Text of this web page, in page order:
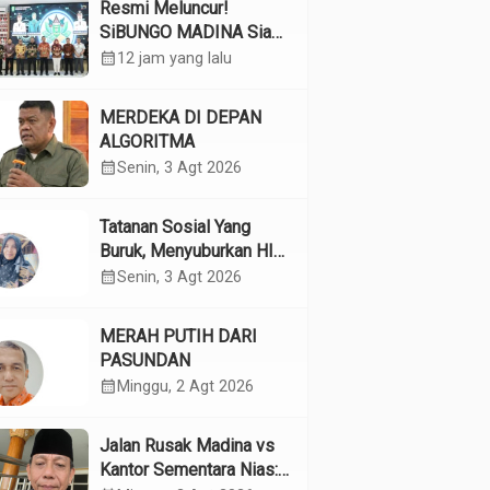
Resmi Meluncur!
SiBUNGO MADINA Siap
Optimalkan Pendapatan
calendar_month12 jam yang lalu
MERDEKA DI DEPAN
ALGORITMA
calendar_monthSenin, 3 Agt 2026
Tatanan Sosial Yang
Buruk, Menyuburkan HIV
Pada Remaja
calendar_monthSenin, 3 Agt 2026
MERAH PUTIH DARI
PASUNDAN
calendar_month Minggu, 2 Agt 2026
Jalan Rusak Madina vs
Kantor Sementara Nias: